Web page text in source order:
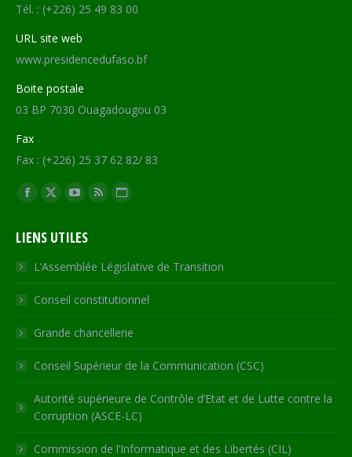
Tél. : (+226) 25 49 83 00
URL site web
www.presidencedufaso.bf
Boite postale
03 BP 7030 Ouagadougou 03
Fax
Fax : (+226) 25 37 62 82/ 83
Trouvez nous sur :
Facebook
opens
in
new
window
X
opens
in
new
window
YouTube
opens
in
new
window
RSS
in
new
window
Site
opens
in
new
LIENS UTILES
L’Assemblée Législative de Transition
Conseil constitutionnel
Grande chancellerie
Conseil Supérieur de la Communication (CSC)
Autorité supérieure de Contrôle d’Etat et de Lutte contre la
Corruption (ASCE-LC)
Commission de l’Informatique et des Libertés (CIL)